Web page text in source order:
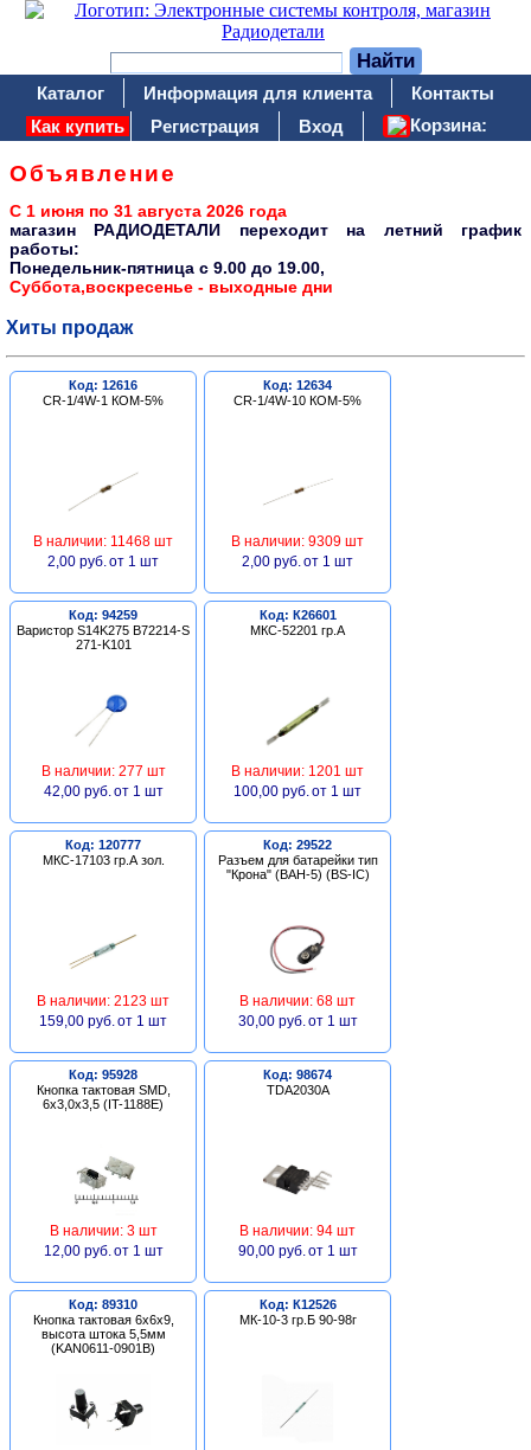
Каталог Информация для клиента
Контакты
Как купить
Регистрация Вход Корзина:
Объявление
С 1 июня по 31 августа 2026 года
магазин РАДИОДЕТАЛИ переходит на летний график
работы:
Понедельник-пятница c 9.00 до 19.00,
Суббота,воскресенье - выходные дни
Хиты продаж
Код: 12616
CR-1/4W-1 КОМ-5%
В наличии: 11468 шт
2,00 руб. от 1 шт
Код: 12634
CR-1/4W-10 КОМ-5%
В наличии: 9309 шт
2,00 руб. от 1 шт
Код: 94259
Варистор S14K275 B72214-S
271-K101
В наличии: 277 шт
42,00 руб. от 1 шт
Код: К26601
МКС-52201 гр.А
В наличии: 1201 шт
100,00 руб. от 1 шт
Код: 120777
МКС-17103 гр.А зол.
В наличии: 2123 шт
159,00 руб. от 1 шт
Код: 29522
Разъем для батарейки тип
"Крона" (BAH-5) (BS-IC)
В наличии: 68 шт
30,00 руб. от 1 шт
Код: 95928
Кнопка тактовая SMD,
6х3,0х3,5 (IT-1188E)
В наличии: 3 шт
12,00 руб. от 1 шт
Код: 98674
TDA2030A
В наличии: 94 шт
90,00 руб. от 1 шт
Код: 89310
Кнопка тактовая 6х6х9,
высота штока 5,5мм
(KAN0611-0901B)
Код: К12526
МК-10-3 гр.Б 90-98г